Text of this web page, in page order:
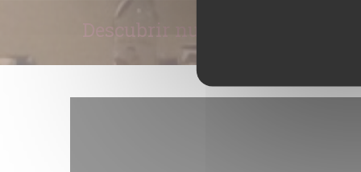
Descubrir nuestra carta